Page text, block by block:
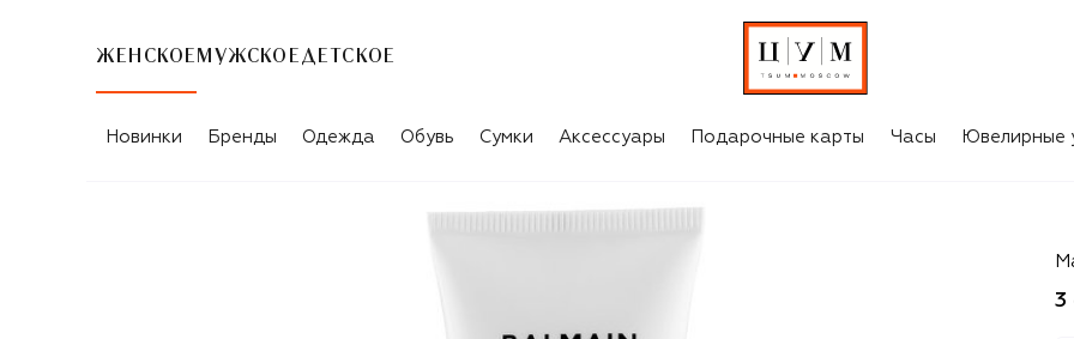
ЖЕНСКОЕ МУЖСКОЕ ДЕТСКОЕ
Новинки Бренды Одежда Обувь Сумки Аксессуары Подарочные карты Часы Ювелирные
3